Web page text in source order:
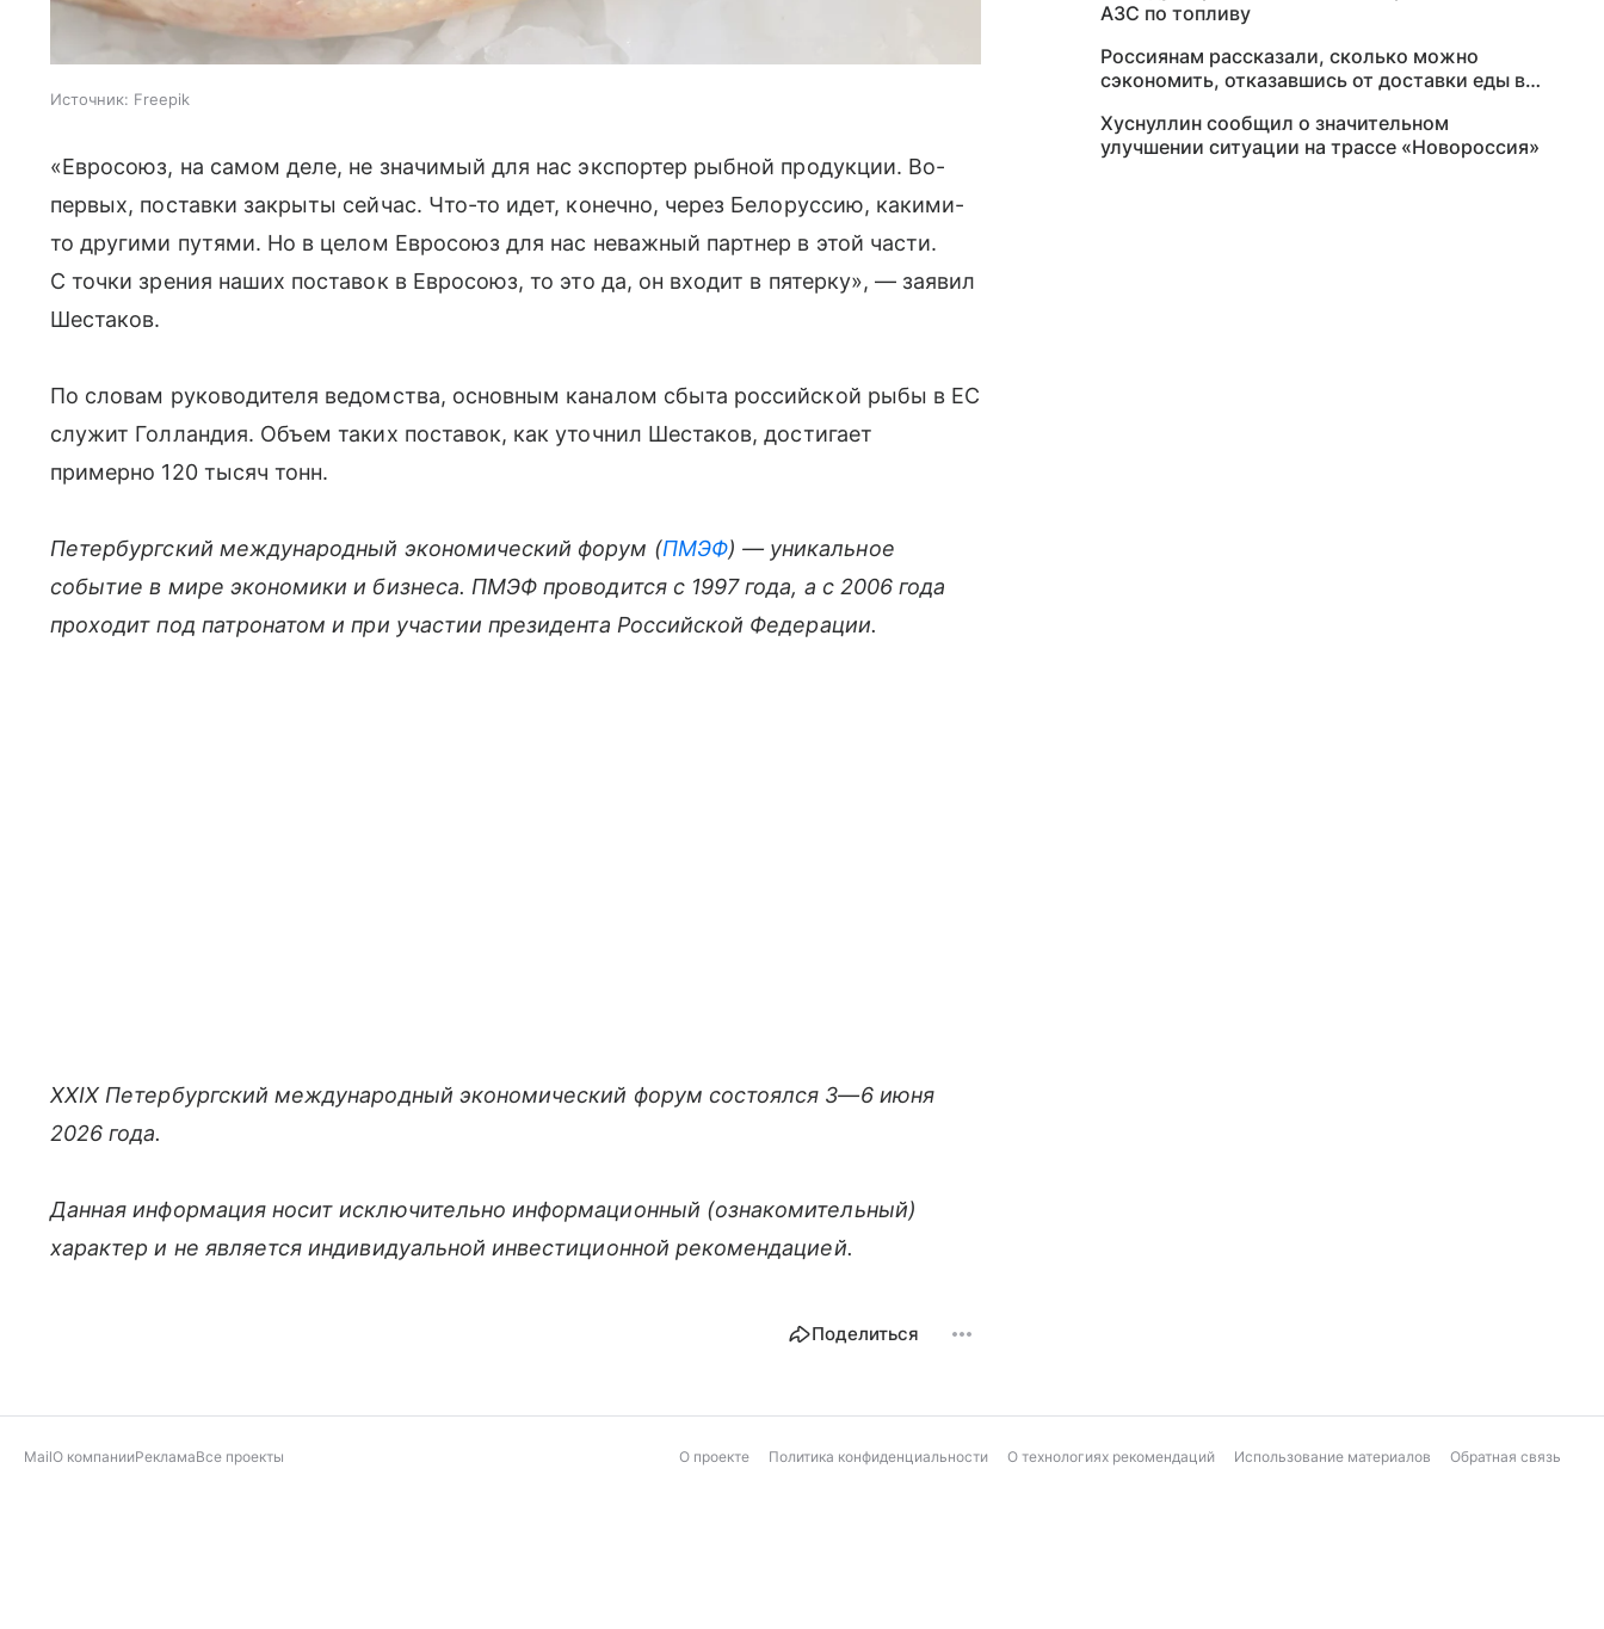
Источник: Freepik
«Евросоюз, на самом деле, не значимый для нас экспортер рыбной продукции. Во-
первых, поставки закрыты сейчас. Что-то идет, конечно, через Белоруссию, какими-
то другими путями. Но в целом Евросоюз для нас неважный партнер в этой части.
С точки зрения наших поставок в Евросоюз, то это да, он входит в пятерку», — заявил
Шестаков.
По словам руководителя ведомства, основным каналом сбыта российской рыбы в ЕС
служит Голландия. Объем таких поставок, как уточнил Шестаков, достигает
примерно 120 тысяч тонн.
Петербургский международный экономический форум (ПМЭФ) — уникальное
событие в мире экономики и бизнеса. ПМЭФ проводится с 1997 года, а с 2006 года
проходит под патронатом и при участии президента Российской Федерации.
XXIX Петербургский международный экономический форум состоялся 3—6 июня
2026 года.
Данная информация носит исключительно информационный (ознакомительный)
характер и не является индивидуальной инвестиционной рекомендацией.
Поделиться
АЗС по топливу
Россиянам рассказали, сколько можно
сэкономить, отказавшись от доставки еды в
Хуснуллин сообщил о значительном
улучшении ситуации на трассе «Новороссия»
MailО компанииРекламаВсе проекты О проекте Политика конфиденциальности О технологиях рекомендаций Использование материалов Обратная связь